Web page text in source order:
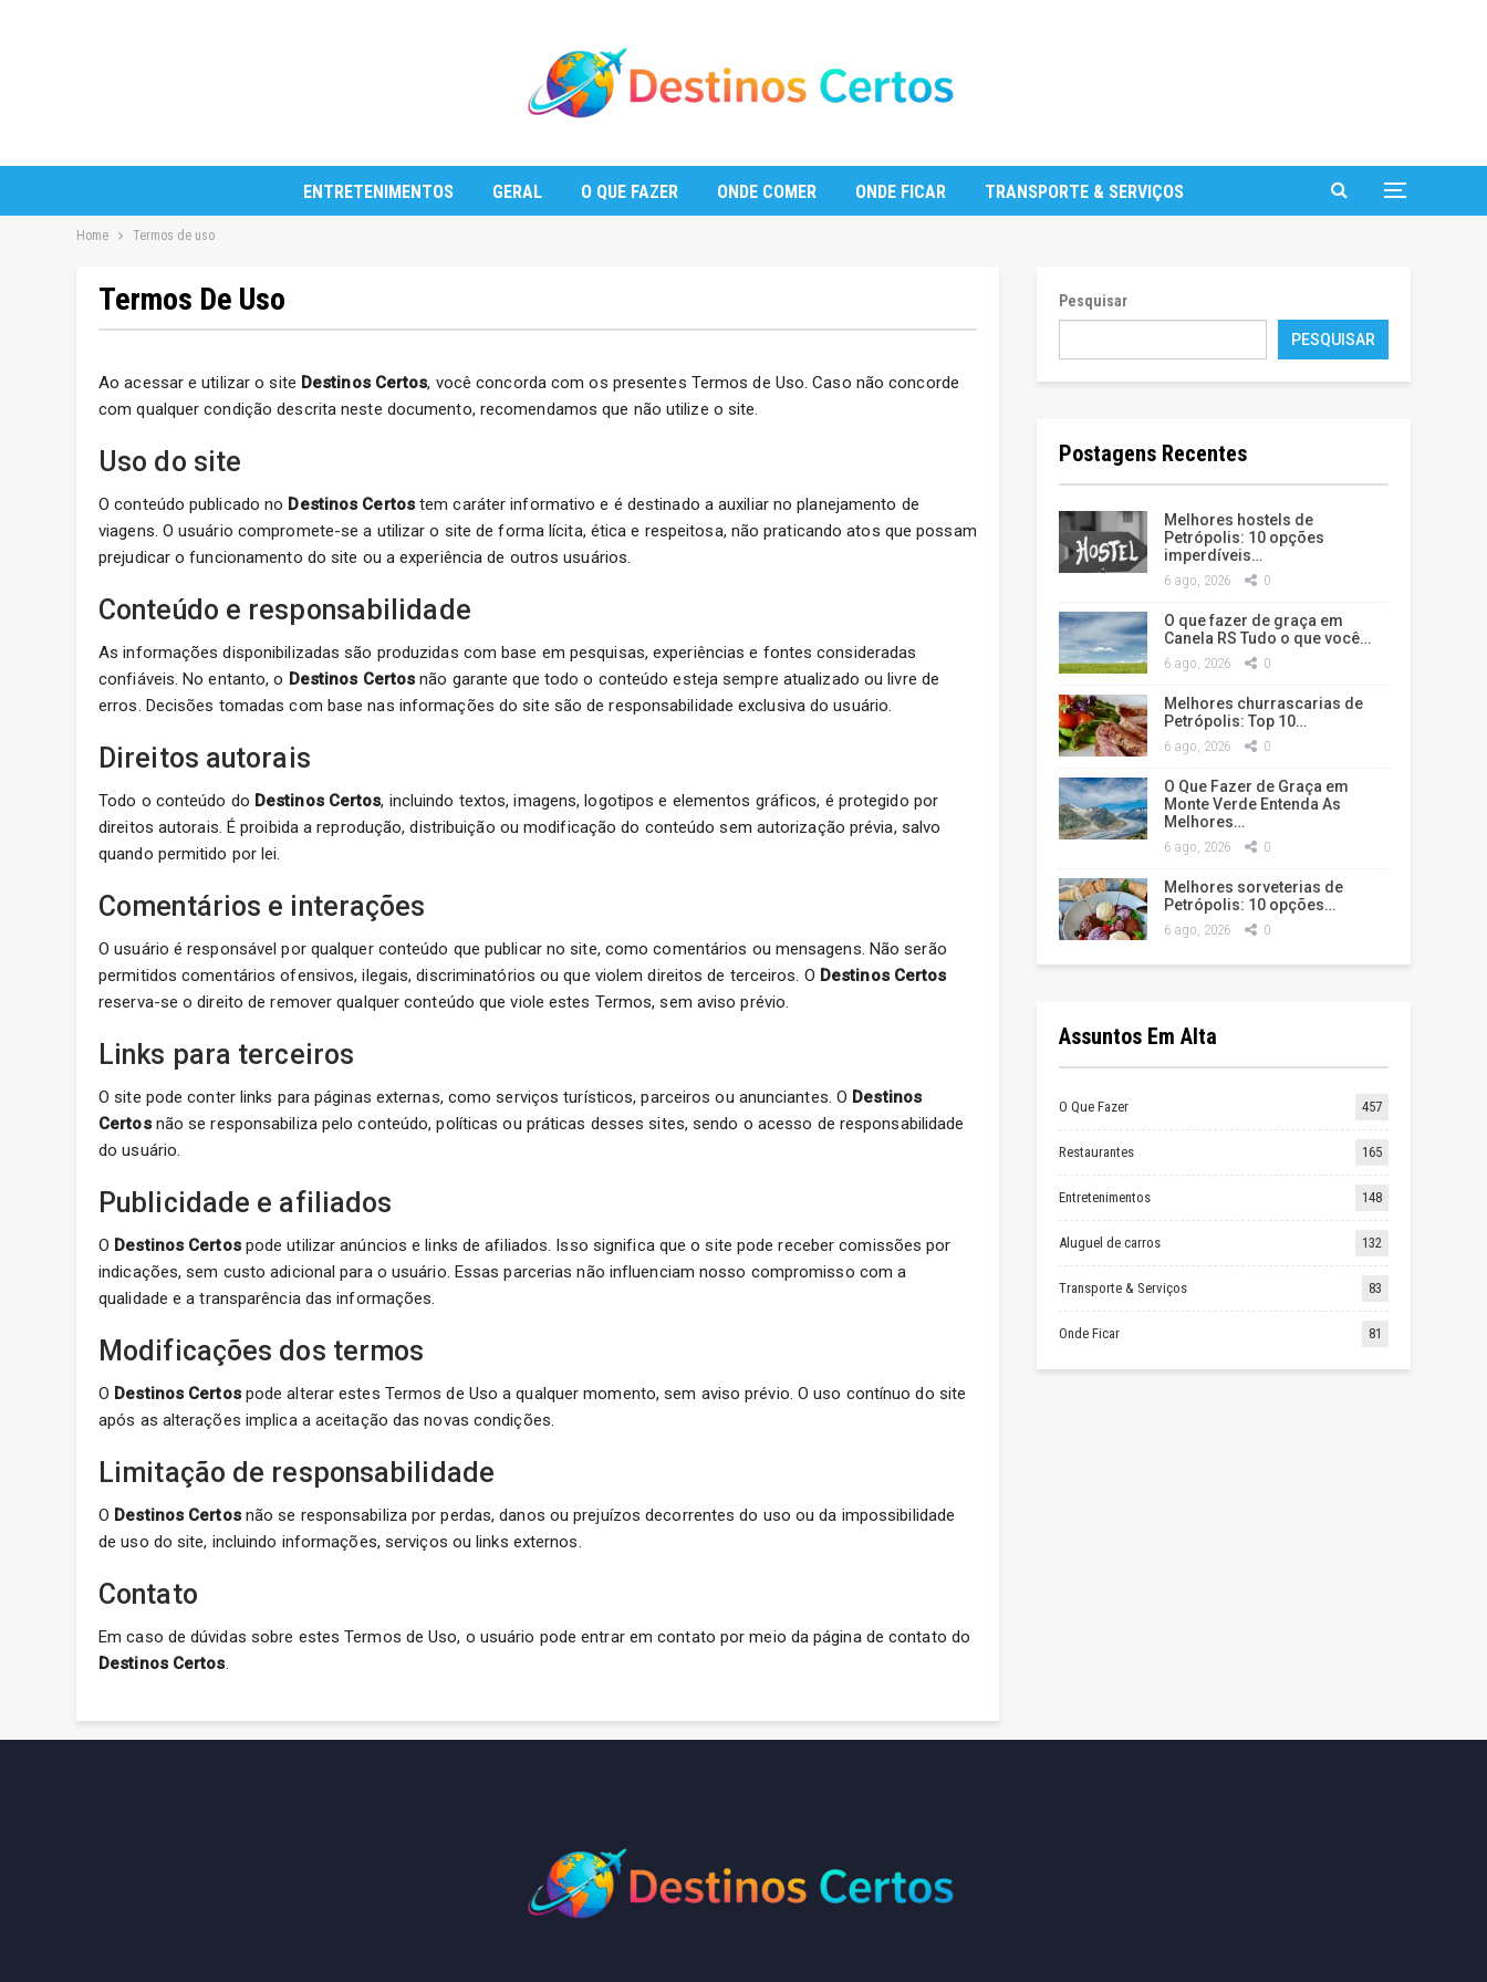
ENTRETENIMENTOS GERAL O QUE FAZER ONDE COMER ONDE FICAR TRANSPORTE & SERVIÇOS
Home Termos de uso
Termos De Uso
Ao acessar e utilizar o site Destinos Certos, você concorda com os presentes Termos de Uso. Caso não concorde
com qualquer condição descrita neste documento, recomendamos que não utilize o site.
Uso do site
O conteúdo publicado no Destinos Certostem caráter informativo e é destinado a auxiliar no planejamento de
viagens. O usuário compromete-se a utilizar o site de forma lícita, ética e respeitosa, não praticando atos que possam
prejudicar o funcionamento do site ou a experiência de outros usuários.
Conteúdo e responsabilidade
As informações disponibilizadas são produzidas com base em pesquisas, experiências e fontes consideradas
confiáveis. No entanto, o Destinos Certos não garante que todo o conteúdo esteja sempre atualizado ou livre de
erros. Decisões tomadas com base nas informações do site são de responsabilidade exclusiva do usuário.
Direitos autorais
Todo o conteúdo do Destinos Certos, incluindo textos, imagens, logotipos e elementos gráficos, é protegido por
direitos autorais. É proibida a reprodução, distribuição ou modificação do conteúdo sem autorização prévia, salvo
quando permitido por lei.
Comentários e interações
O usuário é responsável por qualquer conteúdo que publicar no site, como comentários ou mensagens. Não serão
permitidos comentários ofensivos, ilegais, discriminatórios ou que violem direitos de terceiros. O Destinos Certos
reserva-se o direito de remover qualquer conteúdo que viole estes Termos, sem aviso prévio.
Links para terceiros
O site pode conter links para páginas externas, como serviços turísticos, parceiros ou anunciantes. O Destinos
Certosnão se responsabiliza pelo conteúdo, políticas ou práticas desses sites, sendo o acesso de responsabilidade
do usuário.
Publicidade e afiliados
O Destinos Certospode utilizar anúncios e links de afiliados. Isso significa que o site pode receber comissões por
indicações, sem custo adicional para o usuário. Essas parcerias não influenciam nosso compromisso com a
qualidade e a transparência das informações.
Modificações dos termos
O Destinos Certospode alterar estes Termos de Uso a qualquer momento, sem aviso prévio. O uso contínuo do site
após as alterações implica a aceitação das novas condições.
Limitação de responsabilidade
O Destinos Certosnão se responsabiliza por perdas, danos ou prejuízos decorrentes do uso ou da impossibilidade
de uso do site, incluindo informações, serviços ou links externos.
Contato
Em caso de dúvidas sobre estes Termos de Uso, o usuário pode entrar em contato por meio da página de contato do
Destinos Certos.
Pesquisar
PESQUISAR
Postagens Recentes
Melhores hostels de
Petrópolis: 10 opções
imperdíveis…
6 ago, 2026 0
O que fazer de graça em
Canela RS Tudo o que você…
6 ago, 2026 0
Melhores churrascarias de
Petrópolis: Top 10…
6 ago, 2026 0
O Que Fazer de Graça em
Monte Verde Entenda As
Melhores…
6 ago, 2026 0
Melhores sorveterias de
Petrópolis: 10 opções…
6 ago, 2026 0
Assuntos Em Alta
O Que Fazer 457
Restaurantes 165
Entretenimentos 148
Aluguel de carros 132
Transporte & Serviços 83
Onde Ficar 81